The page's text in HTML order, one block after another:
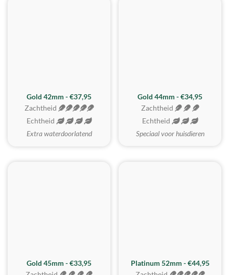
ZACHTSTE
Gold 42mm - €37,95
Zachtheid
Echtheid
Extra waterdoorlatend
Gold 44mm - €34,95
Zachtheid
Echtheid
Speciaal voor huisdieren
Gold 45mm - €33,95
Platinum 52mm - €44,95